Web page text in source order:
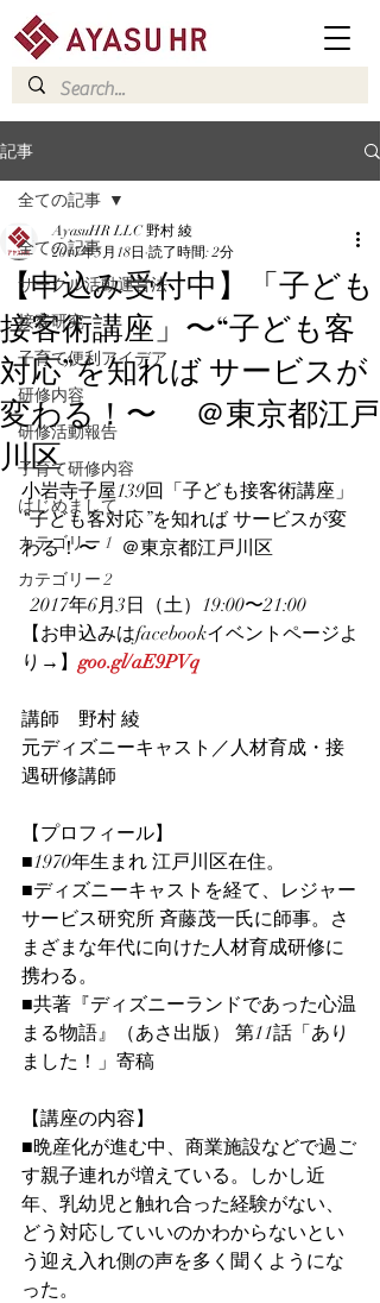
記事
全ての記事
サークル活動運営法
接客研究
子育て便利アイデア
研修内容
研修活動報告
子育て研修内容
はじめまして
カテゴリー 1
カテゴリー 2
全ての記事
【申込み受付中】「子ども
接客術講座」〜“子ども客
対応”を知れば サービスが
変わる！〜 ＠東京都江戸
川区
AyasuHR LLC 野村 綾
2017年5月18日 読了時間: 2分
小岩寺子屋139回「子ども接客術講座」
“子ども客対応”を知れば サービスが変
わる！〜　 ＠東京都江戸川区
  2017年6月3日（土）19:00〜21:00
【お申込みはfacebookイベントページよ
り→】goo.gl/aE9PVq
講師　野村 綾
元ディズニーキャスト／人材育成・接
遇研修講師
【プロフィール】
■1970年生まれ 江戸川区在住。
■ディズニーキャストを経て、レジャー
サービス研究所 斉藤茂一氏に師事。さ
まざまな年代に向けた人材育成研修に
携わる。
■共著『ディズニーランドであった心温
まる物語』（あさ出版） 第11話「あり
ました！」寄稿
【講座の内容】
■晩産化が進む中、商業施設などで過ご
す親子連れが増えている。しかし近
年、乳幼児と触れ合った経験がない、
どう対応していいのかわからないとい
う迎え入れ側の声を多く聞くようにな
った。